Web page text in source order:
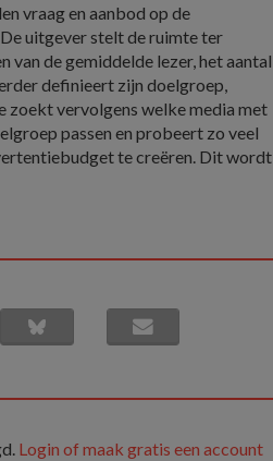
vraag en aanbod op de
uitgever stelt de ruimte ter
van de gemiddelde lezer, het aantal
definieert zijn doelgroep,
zoekt vervolgens welke media met
passen en probeert zo veel
te creëren. Dit wordt
Login of maak gratis een account